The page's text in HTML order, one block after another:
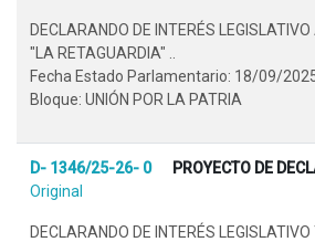
DECLARANDO DE INTERÉS
"LA RETAGUARDIA" ..
Fecha Estado Parlamentario: 18/09/
Bloque: UNIÓN POR LA PATRIA
D- 1346/25-26- 0 PROYECTO DE
Original
DECLARANDO DE INTERÉS